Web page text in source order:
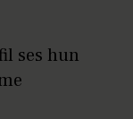
ses hun